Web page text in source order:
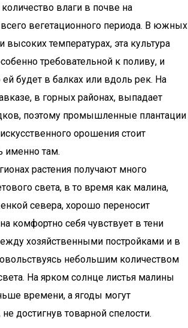
влаги в почве на
вегетационного периода. В южных
высоких температурах, эта культура
требовательной к поливу, и
будет в балках или вдоль рек. На
в горных районах, выпадает
поэтому промышленные плантации
орошения стоит
именно там.
растения получают много
света, в то время как малина,
севера, хорошо переносит
комфортно себя чувствует в тени
хозяйственными постройками и в
небольшим количеством
На ярком солнце листья малины
времени, а ягоды могут
не достигнув товарной спелости.